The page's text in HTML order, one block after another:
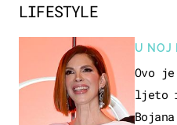
LIFESTYLE
U NOJ
Ovo
ljeto